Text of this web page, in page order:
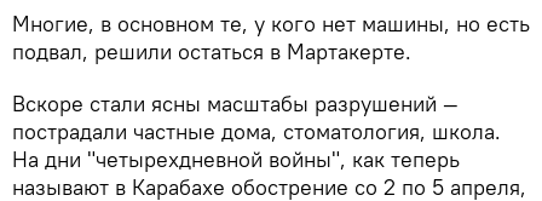
Многие, в основном те, у кого нет машины, но есть
подвал, решили остаться в Мартакерте.
Вскоре стали ясны масштабы разрушений —
пострадали частные дома, стоматология, школа.
На дни "четырехдневной войны", как теперь
называют в Карабахе обострение со 2 по 5 апреля,